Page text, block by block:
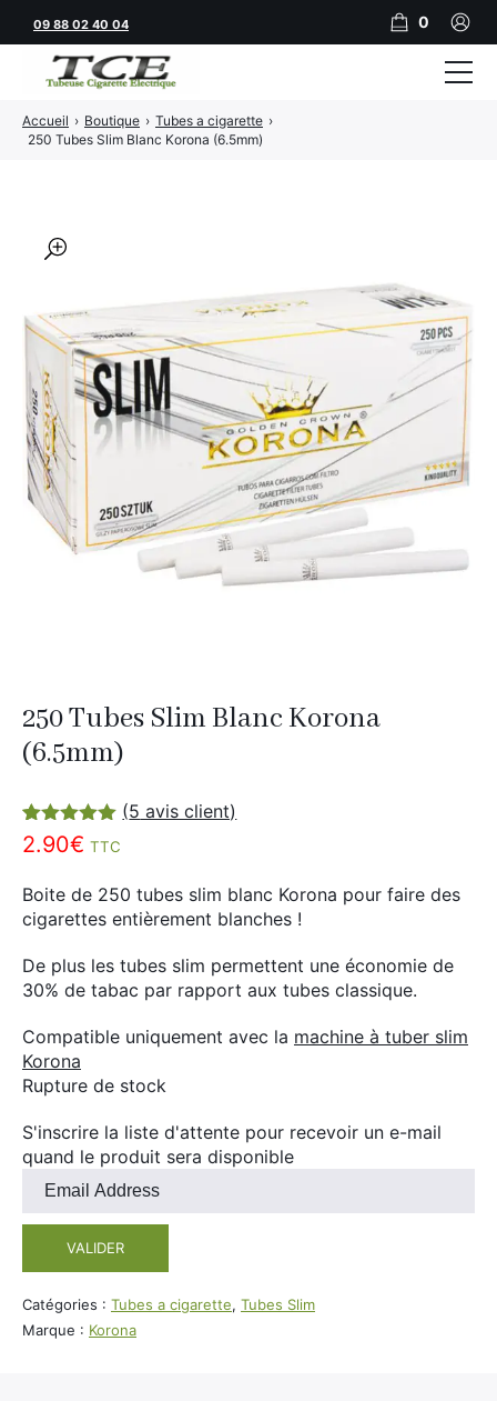
🔍
250 Tubes Slim Blanc Korona
(6.5mm)
Noté5.00
sur 5
5
notations
client
(5 avis client)
2.90€ TTC
Boite de 250 tubes slim blanc Korona pour faire des
cigarettes entièrement blanches !
De plus les tubes slim permettent une économie de
30% de tabac par rapport aux tubes classique.
Compatible uniquement avec la machine à tuber slim
Korona
Rupture de stock
S'inscrire la liste d'attente pour recevoir un e-mail
quand le produit sera disponible
Entrez
adresse
mail
pour
rejoindre
VALIDER
Catégories : Tubes a cigarette, Tubes Slim
Marque : Korona
Accueil › Boutique › Tubes a cigarette ›
250 Tubes Slim Blanc Korona (6.5mm)
09 88 02 40 04 0
Tubeuses
Rouleuses
Briquets
Vape
Adalya
Al Fakher
50ml
100ml
Booster E-Liquide
CBD
Divers
Sucré
Nouveautés